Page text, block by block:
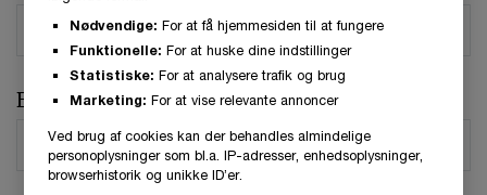
E-mail*
Nødvendige: For at få hjemmesiden til at fungere
Funktionelle: For at huske dine indstillinger
Statistiske: For at analysere trafik og brug
Marketing: For at vise relevante annoncer
Ved brug af cookies kan der behandles almindelige
personoplysninger som bl.a. IP-adresser, enhedsoplysninger,
browserhistorik og unikke ID’er.